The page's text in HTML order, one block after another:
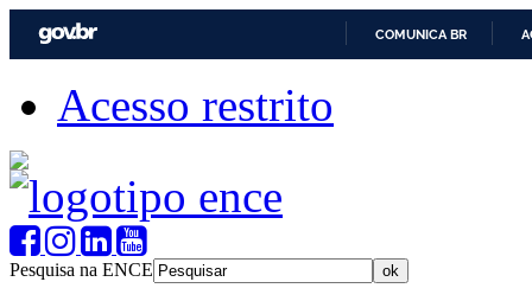
COMUNICA BR
Acesso restrito
Pesquisa na ENCE